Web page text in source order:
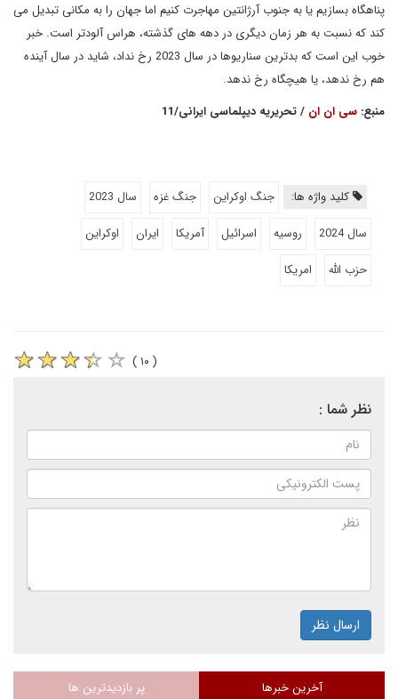
پناهگاه بسازیم یا به جنوب آرژانتین مهاجرت کنیم اما جهان را به مکانی تبدیل می
کند که نسبت به هر زمان دیگری در دهه های گذشته، هراس آلودتر است. خبر
خوب این است که بدترین سناریوها در سال 2023 رخ نداد، شاید در سال آینده
هم رخ ندهد، یا هیچگاه رخ ندهد.
منبع: سی ان ان / تحریریه دیپلماسی ایرانی/11
کلید واژه ها: جنگ اوکراین جنگ غزه
سال 2023
سال 2024
روسیه اسرائیل آمریکا ایران
اوکراین
حزب الله
امریکا
( ۱۰ )
نظر شما :
ارسال نظر
آخرین خبرها پر بازدیدترین ها